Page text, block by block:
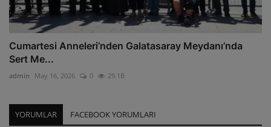
Cumartesi Anneleri’nden Galatasaray Meydanı’nda
Sert Me...
admin May 16, 2026 0 29.1B
YORUMLAR FACEBOOK YORUMLARI